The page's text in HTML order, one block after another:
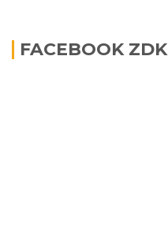
FACEBOOK ZDK